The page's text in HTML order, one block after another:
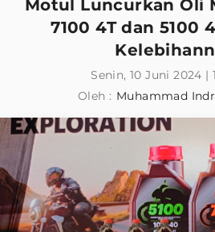
Motul Luncurkan Oli
7100 4T dan 5100
Senin, 10 Juni 2024 |
Oleh : Muhammad